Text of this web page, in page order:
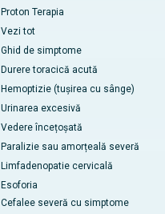
Proton Terapia
Vezi tot
Ghid de simptome
Durere toracică acută
Hemoptizie (tușirea cu sânge)
Urinarea excesivă
Vedere încețoșată
Paralizie sau amorțeală severă
Limfadenopatie cervicală
Esoforia
Cefalee severă cu simptome